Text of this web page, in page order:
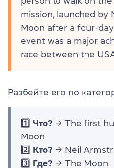
mission, launched by
Moon after a four-
event was a major
race between the
Разбейте его по
1️⃣ Что? → The first
Moon
2️⃣ Кто? → Neil
3️⃣ Где? → The Moon